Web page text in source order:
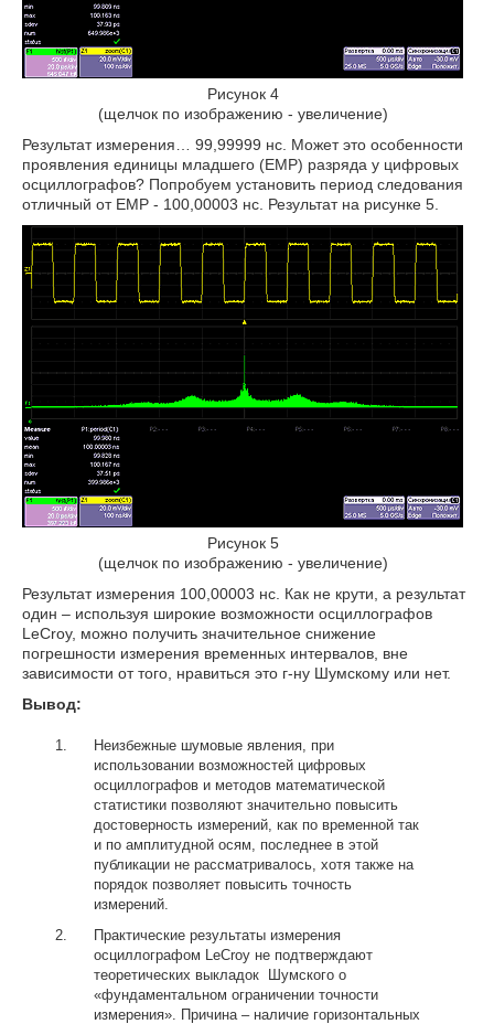
Рисунок 4
(щелчок по изображению - увеличение)
Результат измерения… 99,99999 нс. Может это особенности
проявления единицы младшего (ЕМР) разряда у цифровых
осциллографов? Попробуем установить период следования
отличный от ЕМР - 100,00003 нс. Результат на рисунке 5.
Рисунок 5
(щелчок по изображению - увеличение)
Результат измерения 100,00003 нс. Как не крути, а результат
один – используя широкие возможности осциллографов
LeCroy, можно получить значительное снижение
погрешности измерения временных интервалов, вне
зависимости от того, нравиться это г-ну Шумскому или нет.
Вывод:
Неизбежные шумовые явления, при
использовании возможностей цифровых
осциллографов и методов математической
статистики позволяют значительно повысить
достоверность измерений, как по временной так
и по амплитудной осям, последнее в этой
публикации не рассматривалось, хотя также на
порядок позволяет повысить точность
измерений.
Практические результаты измерения
осциллографом LeCroy не подтверждают
теоретических выкладок Шумского о
«фундаментальном ограничении точности
измерения». Причина – наличие горизонтальных